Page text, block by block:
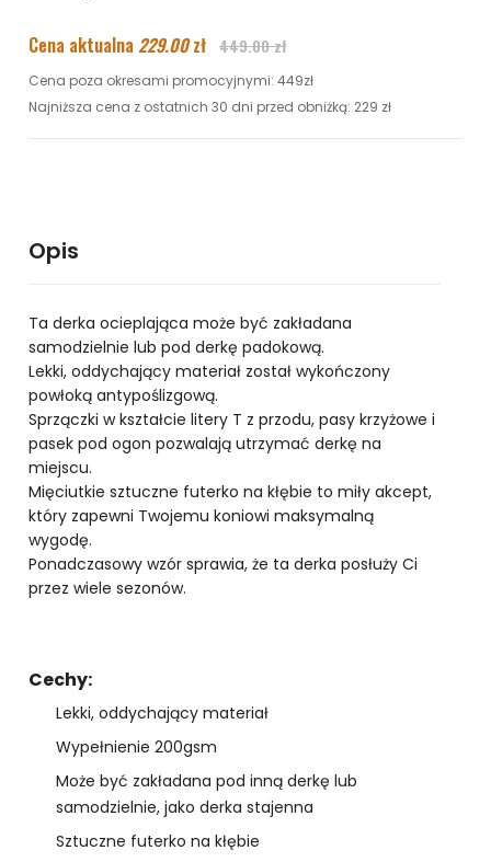
Cena aktualna 229.00zł 449.00 zł
Cena poza okresami promocyjnymi: 449zł
Najniższa cena z ostatnich 30 dni przed obniżką: 229 zł
Opis
Ta derka ocieplająca może być zakładana
samodzielnie lub pod derkę padokową.
Lekki, oddychający materiał został wykończony
powłoką antypoślizgową.
Sprzączki w kształcie litery T z przodu, pasy krzyżowe i
pasek pod ogon pozwalają utrzymać derkę na
miejscu.
Mięciutkie sztuczne futerko na kłębie to miły akcept,
który zapewni Twojemu koniowi maksymalną
wygodę.
Ponadczasowy wzór sprawia, że ta derka posłuży Ci
przez wiele sezonów.
Cechy:
Lekki, oddychający materiał
Wypełnienie 200gsm
Może być zakładana pod inną derkę lub
samodzielnie, jako derka stajenna
Sztuczne futerko na kłębie